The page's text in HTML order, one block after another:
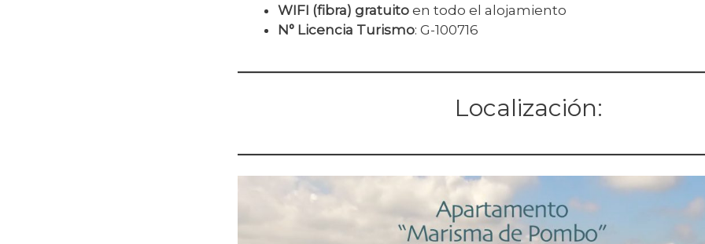
WIFI (fibra) gratuito en todo el alojamiento
N° Licencia Turismo: G-100716
Localización: